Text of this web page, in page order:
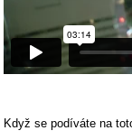
Když se podíváte na